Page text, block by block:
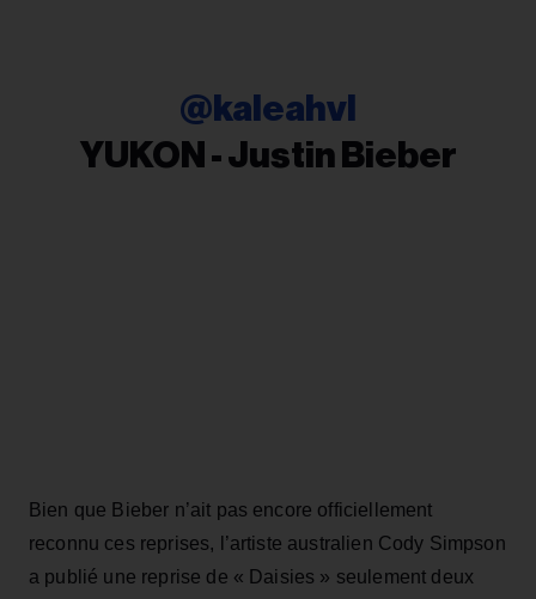
@kaleahvl
YUKON - Justin Bieber
Bien que Bieber n’ait pas encore officiellement
reconnu ces reprises, l’artiste australien Cody Simpson
a publié une reprise de « Daisies » seulement deux